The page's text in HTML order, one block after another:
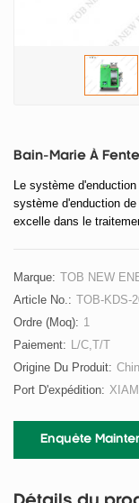
Bain-Marie À
Le système
système d'enduction de
excelle dans le
Marque: TOB NEW
Article No.: TOB-KDS-
Ordre (moq): 1
Paiement: L/C,T/T
Origine Du Produit:
Port D'expédition:
Enquête